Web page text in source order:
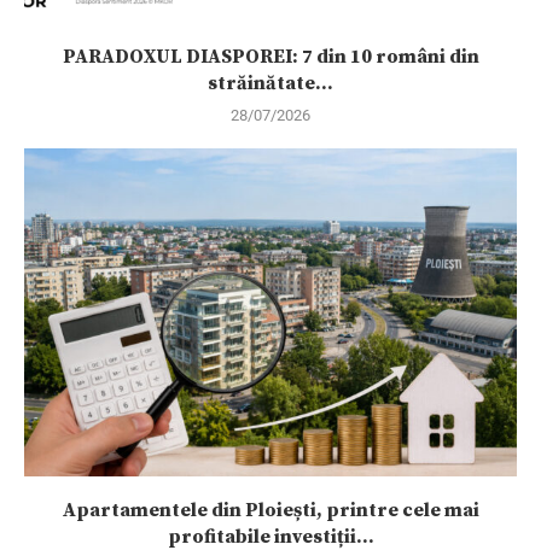
PARADOXUL DIASPOREI: 7 din 10 români din
străinătate...
28/07/2026
Apartamentele din Ploiești, printre cele mai
profitabile investiții...